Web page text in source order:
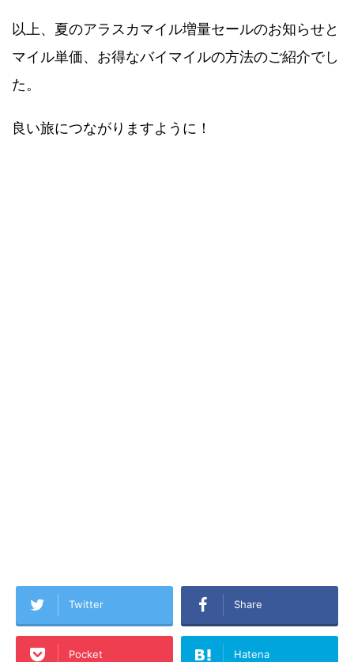
以上、夏のアラスカマイル増量セールのお知らせと
マイル単価、お得なバイマイルの方法のご紹介でし
た。
良い旅につながりますように！
Twitter Share
Pocket Hatena